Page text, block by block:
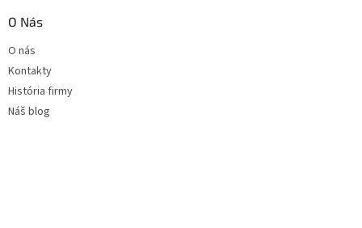
O Nás
O nás
Kontakty
História firmy
Náš blog